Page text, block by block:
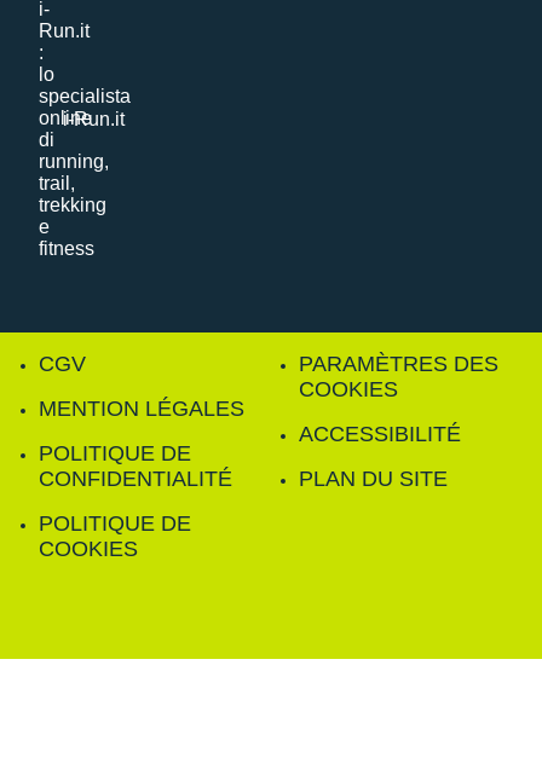
i-Run.it
CGV
MENTION LÉGALES
POLITIQUE DE
CONFIDENTIALITÉ
POLITIQUE DE
COOKIES
PARAMÈTRES DES
COOKIES
ACCESSIBILITÉ
PLAN DU SITE